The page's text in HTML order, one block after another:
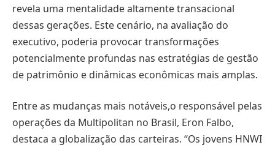
revela uma mentalidade altamente transacional
dessas gerações. Este cenário, na avaliação do
executivo, poderia provocar transformações
potencialmente profundas nas estratégias de gestão
de patrimônio e dinâmicas econômicas mais amplas.
Entre as mudanças mais notáveis,o responsável pelas
operações da Multipolitan no Brasil, Eron Falbo,
destaca a globalização das carteiras. “Os jovens HNWI